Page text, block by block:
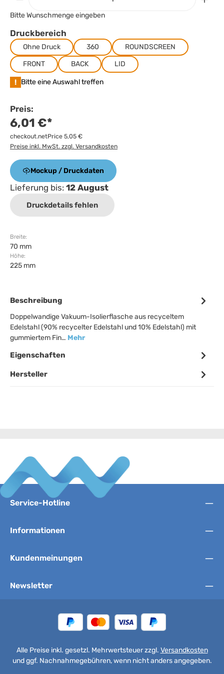
Bitte Wunschmenge eingeben
Druckbereich
Ohne Druck 360
ROUNDSCREEN
FRONT
BACK LID
! Bitte eine Auswahl treffen
Preis:
6,01 €*
checkout.netPrice 5,05 €
Preise inkl. MwSt. zzgl. Versandkosten
Mockup / Druckdaten
Lieferung bis: 12 August
Druckdetails fehlen
Breite:
70 mm
Höhe:
225 mm
Beschreibung
Doppelwandige Vakuum-Isolierflasche aus recyceltem
Edelstahl (90% recycelter Edelstahl und 10% Edelstahl) mit
gummiertem Fin… Mehr
Eigenschaften
Hersteller
Service-Hotline
Informationen
Kundenmeinungen
Newsletter
Alle Preise inkl. gesetzl. Mehrwertsteuer zzgl. Versandkosten
und ggf. Nachnahmegebühren, wenn nicht anders angegeben.